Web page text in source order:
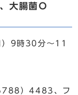
大腸菌Ｏ
）9時30分～11
）4483、フ